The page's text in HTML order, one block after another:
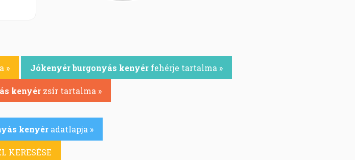
» Jókenyér burgonyás kenyérfehérje tartalma »
kenyérzsír tartalma »
kenyér adatlapja »
KERESÉSE